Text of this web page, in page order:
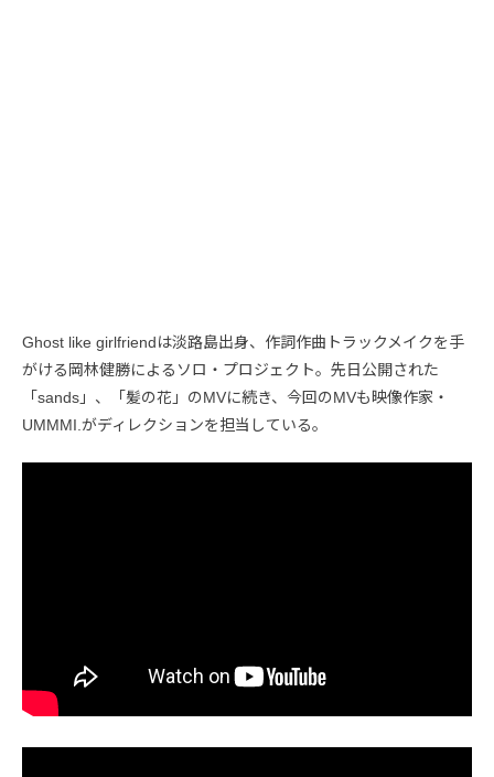
Ghost like girlfriendは淡路島出身、作詞作曲トラックメイクを手
がける岡林健勝によるソロ・プロジェクト。先日公開された
「sands」、「髪の花」のMVに続き、今回のMVも映像作家・
UMMMI.がディレクションを担当している。